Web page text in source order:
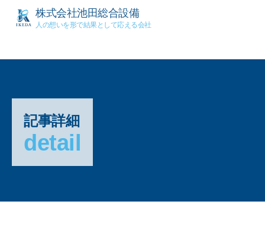
株式会社池田総合設備
人の想いを形で結果として応える会社
記事詳細
detail